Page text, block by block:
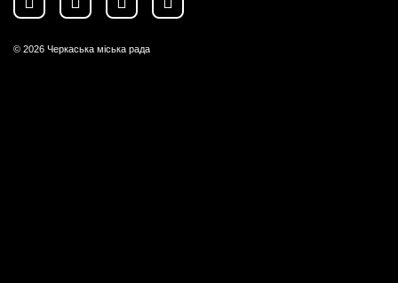
© 2026 Черкаська міська рада